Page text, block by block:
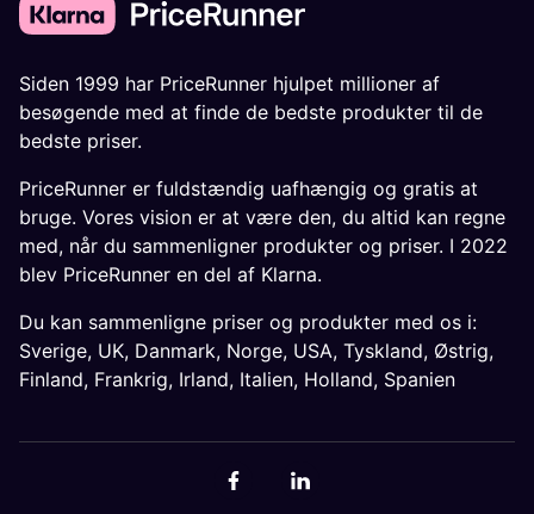
Siden 1999 har PriceRunner hjulpet millioner af
besøgende med at finde de bedste produkter til de
bedste priser.
PriceRunner er fuldstændig uafhængig og gratis at
bruge. Vores vision er at være den, du altid kan regne
med, når du sammenligner produkter og priser. I 2022
blev PriceRunner en del af Klarna.
Du kan sammenligne priser og produkter med os i:
Sverige, UK, Danmark, Norge, USA, Tyskland, Østrig,
Finland, Frankrig, Irland, Italien, Holland, Spanien